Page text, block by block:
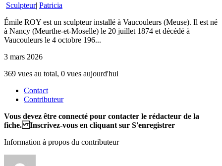
Sculpteur| Patricia
Émile ROY est un sculpteur installé à Vaucouleurs (Meuse). Il est né
à Nancy (Meurthe-et-Moselle) le 20 juillet 1874 et décédé à
Vaucouleurs le 4 octobre 196...
3 mars 2026
369 vues au total, 0 vues aujourd'hui
Contact
Contributeur
Vous devez être connecté pour contacter le rédacteur de la
fiche. Inscrivez-vous en cliquant sur S'enregistrer
Information à propos du contributeur